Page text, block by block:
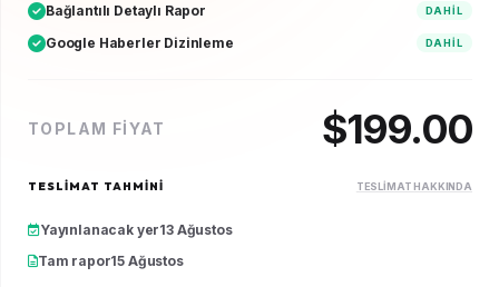
Bağlantılı Detaylı Rapor DAHIL
Google Haberler Dizinleme DAHIL
TOPLAM FIYAT $199.00
TESLIMAT TAHMINI TESLIMAT HAKKINDA
Yayınlanacak yer13 Ağustos
Tam rapor15 Ağustos